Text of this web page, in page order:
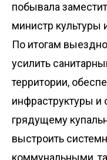
побывала
министр культуры
По итогам
усилить
территории,
инфраструктуры и
грядущему
выстроить
коммунальными,